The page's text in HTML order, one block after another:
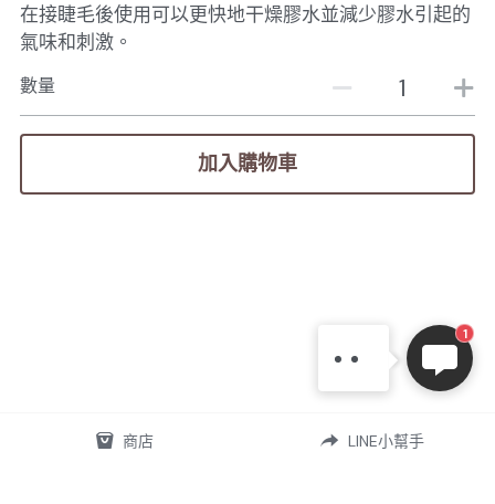
在接睫毛後使用可以更快地干燥膠水並減少膠水引起的
氣味和刺激。
數量
加入購物車
商店 LINE小幫手
1